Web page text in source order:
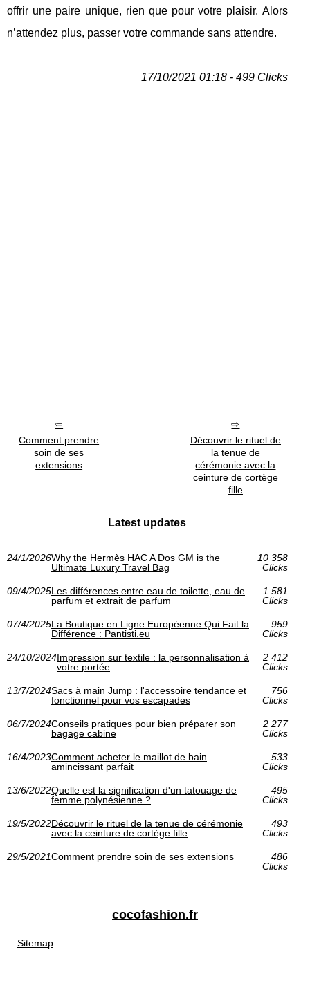
offrir une paire unique, rien que pour votre plaisir. Alors
n’attendez plus, passer votre commande sans attendre.
17/10/2021 01:18 - 499 Clicks
Comment prendre
soin de ses
extensions
Découvrir le rituel de
la tenue de
cérémonie avec la
ceinture de cortège
fille
Latest updates
24/1/2026Why the Hermès HAC A Dos GM is the
Ultimate Luxury Travel Bag
10 358
Clicks
09/4/2025Les différences entre eau de toilette, eau de
parfum et extrait de parfum
1 581
Clicks
07/4/2025La Boutique en Ligne Européenne Qui Fait la
Différence : Pantisti.eu
959
Clicks
24/10/2024Impression sur textile : la personnalisation à
votre portée
2 412
Clicks
13/7/2024Sacs à main Jump : l'accessoire tendance et
fonctionnel pour vos escapades
756
Clicks
06/7/2024Conseils pratiques pour bien préparer son
bagage cabine
2 277
Clicks
16/4/2023Comment acheter le maillot de bain
amincissant parfait
533
Clicks
13/6/2022Quelle est la signification d'un tatouage de
femme polynésienne ?
495
Clicks
19/5/2022Découvrir le rituel de la tenue de cérémonie
avec la ceinture de cortège fille
493
Clicks
29/5/2021Comment prendre soin de ses extensions
486
Clicks
cocofashion.fr
Sitemap